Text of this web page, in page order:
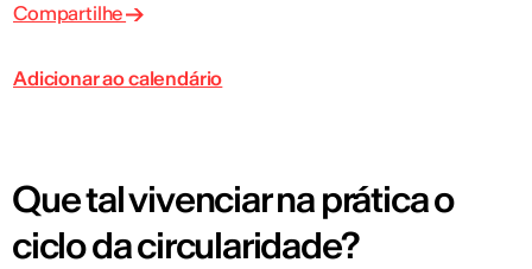
Compartilhe
Adicionar ao calendário
Que tal vivenciar na prática o
ciclo da circularidade?